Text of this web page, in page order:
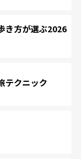
き方が選ぶ2026
テクニック